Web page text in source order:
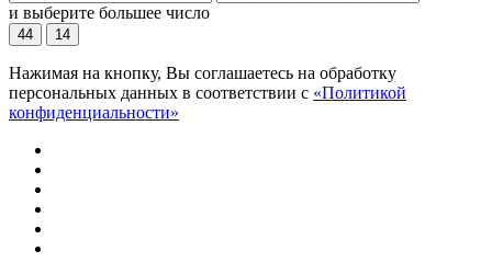
и выберите большее число
44 14
Нажимая на кнопку, Вы соглашаетесь на обработку
персональных данных в соответствии с «Политикой
конфиденциальности»